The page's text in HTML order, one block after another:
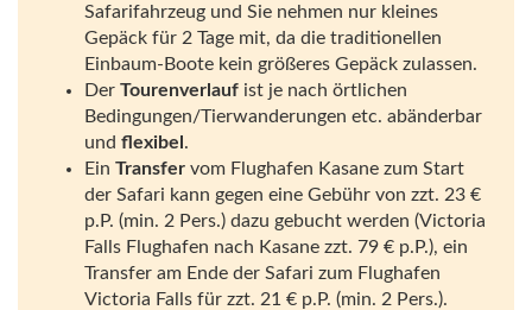
Safarifahrzeug und Sie nehmen nur kleines
Gepäck für 2 Tage mit, da die traditionellen
Einbaum-Boote kein größeres Gepäck zulassen.
Der Tourenverlauf ist je nach örtlichen
Bedingungen/Tierwanderungen etc. abänderbar
und flexibel .
Ein Transfer vom Flughafen Kasane zum Start
der Safari kann gegen eine Gebühr von zzt. 23 €
p.P. (min. 2 Pers.) dazu gebucht werden (Victoria
Falls Flughafen nach Kasane zzt. 79 € p.P.), ein
Transfer am Ende der Safari zum Flughafen
Victoria Falls für zzt. 21 € p.P. (min. 2 Pers.).